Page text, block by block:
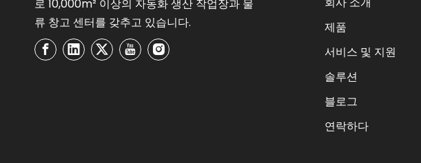
로 10,000m² 이상의 자동화 생산 작업장과 물
류 창고 센터를 갖추고 있습니다.
제품
서비스 및 지원
솔루션
블로그
연락하다